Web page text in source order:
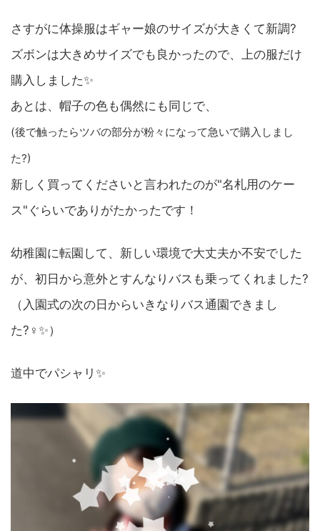
さすがに体操服はギャー娘のサイズが大きくて新調?
ズボンは大きめサイズでも良かったので、上の服だけ
購入しました✨
あとは、帽子の色も偶然にも同じで、
(後で触ったらツバの部分が粉々になって急いで購入しまし
た?)
新しく買ってくださいと言われたのが"名札用のケー
ス"ぐらいでありがたかったです！
幼稚園に転園して、新しい環境で大丈夫か不安でした
が、初日から意外とすんなりバスも乗ってくれました?
（入園式の次の日からいきなりバス通園できまし
た?‍♀️✨）
道中でパシャリ✨